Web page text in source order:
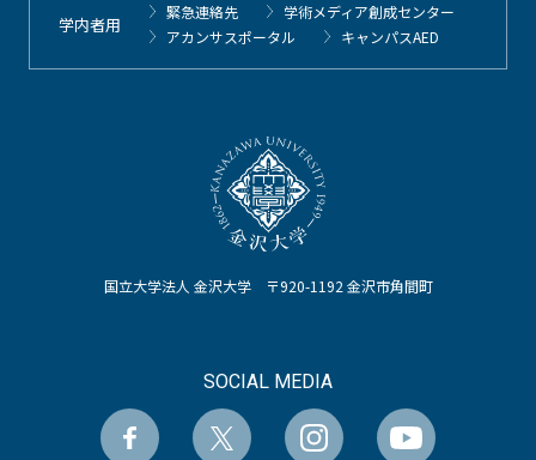
国立大学法人 金沢大学 〒920-1192 金沢市角間町
SOCIAL MEDIA
学内者用
緊急連絡先
学術メディア創成センター
アカンサスポータル
キャンパスAED